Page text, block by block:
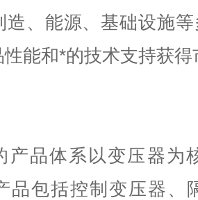
造、能源、基础设施
能和*的技术支持获
产品体系以变压器为
品包括控制变压器、